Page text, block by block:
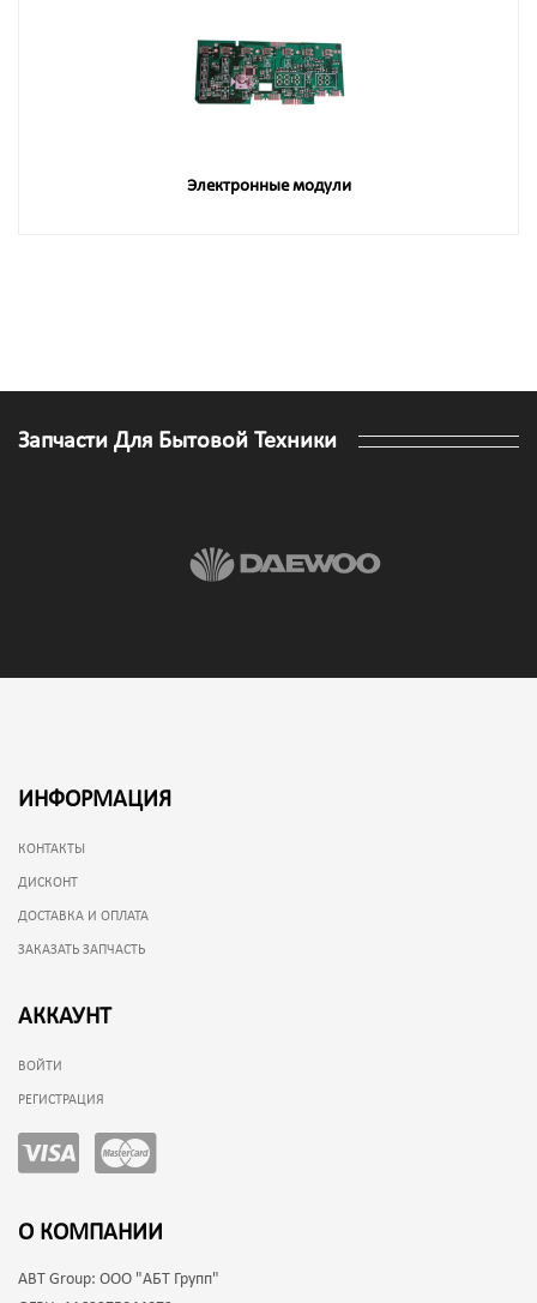
Электронные модули
Запчасти Для Бытовой Техники
ИНФОРМАЦИЯ
КОНТАКТЫ
ДИСКОНТ
ДОСТАВКА И ОПЛАТА
ЗАКАЗАТЬ ЗАПЧАСТЬ
АККАУНТ
ВОЙТИ
РЕГИСТРАЦИЯ
О КОМПАНИИ
ABT Group: ООО "АБТ Групп"